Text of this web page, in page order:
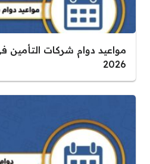
مواعيد دوام شركات التأمين
2026